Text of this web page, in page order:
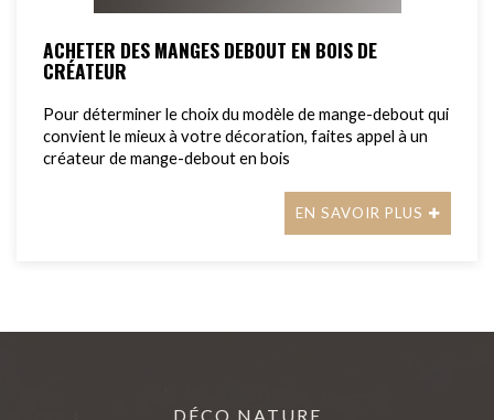
ACHETER DES MANGES DEBOUT EN BOIS DE
CRÉATEUR
Pour déterminer le choix du modèle de mange-debout qui
convient le mieux à votre décoration, faites appel à un
créateur de mange-debout en bois
EN SAVOIR PLUS
DÉCO NATURE